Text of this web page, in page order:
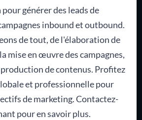
générer des leads de
inbound et outbound.
de tout, de l'élaboration de
mise en œuvre des campagnes,
de contenus. Profitez
et professionnelle pour
de marketing. Contactez-
pour en savoir plus.